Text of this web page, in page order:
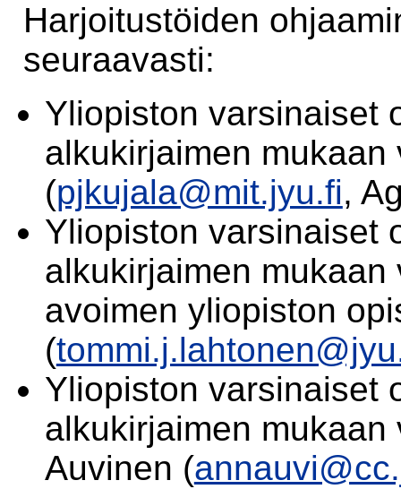
Harjoitustöiden
seuraavasti:
Yliopiston varsinaiset
alkukirjaimen
(pjkujala@mit.jyu.fi,
Yliopiston varsinaiset
alkukirjaimen
avoimen yliopiston
(
Yliopiston varsinaiset
alkukirjaimen
Auvinen (